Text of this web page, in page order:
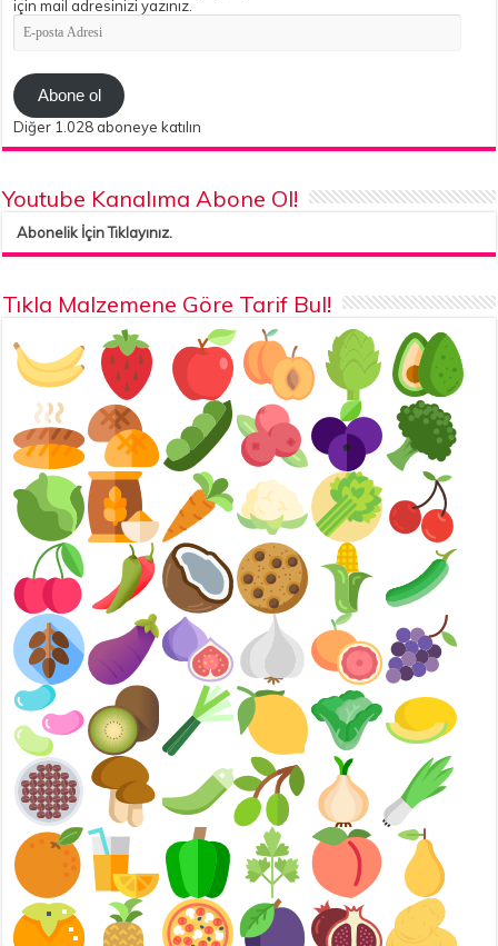
için mail adresinizi yazınız.
E-
posta
Abone ol
Diğer 1.028 aboneye katılın
Youtube Kanalıma Abone Ol!
Abonelik İçin Tıklayınız.
Tıkla Malzemene Göre Tarif Bul!